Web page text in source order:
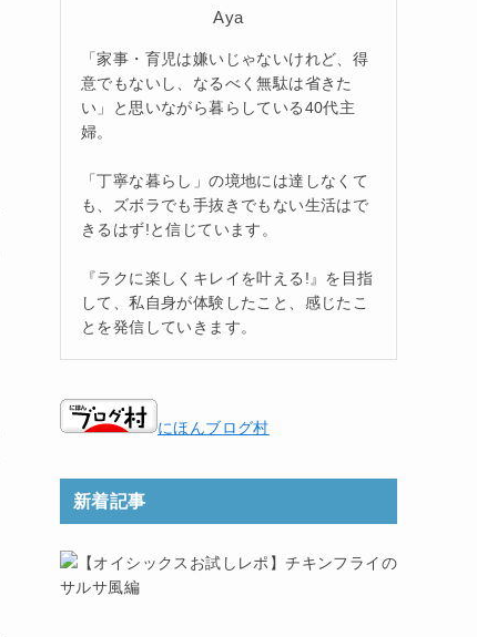
Aya
「家事・育児は嫌いじゃないけれど、得
意でもないし、なるべく無駄は省きた
い」と思いながら暮らしている40代主
婦。
「丁寧な暮らし」の境地には達しなくて
も、ズボラでも手抜きでもない生活はで
きるはず!と信じています。
『ラクに楽しくキレイを叶える!』を目指
して、私自身が体験したこと、感じたこ
とを発信していきます。
にほんブログ村
新着記事